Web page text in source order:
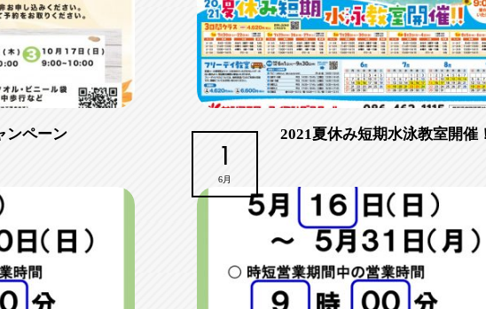
ンペーン
1
6月
2021夏休み短期水泳教室開催！